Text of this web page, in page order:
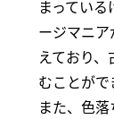
まってい
ージマニ
えており
むことがで
また、色